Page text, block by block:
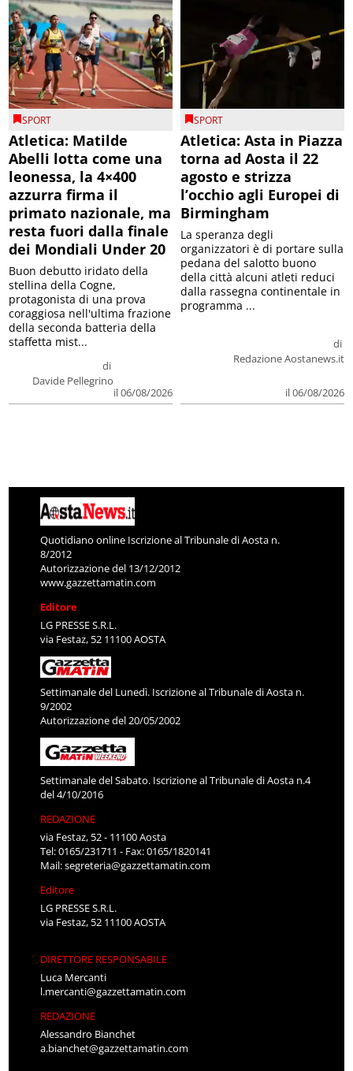
SPORT
Atletica: Matilde
Abelli lotta come una
leonessa, la 4×400
azzurra firma il
primato nazionale, ma
resta fuori dalla finale
dei Mondiali Under 20
di
Davide Pellegrino
il 06/08/2026
Buon debutto iridato della
stellina della Cogne,
protagonista di una prova
coraggiosa nell'ultima frazione
della seconda batteria della
staffetta mist...
SPORT
Atletica: Asta in Piazza
torna ad Aosta il 22
agosto e strizza
l’occhio agli Europei di
Birmingham
di
Redazione Aostanews.it
il 06/08/2026
La speranza degli
organizzatori è di portare sulla
pedana del salotto buono
della città alcuni atleti reduci
dalla rassegna continentale in
programma ...
Quotidiano online Iscrizione al Tribunale di Aosta n.
8/2012
Autorizzazione del 13/12/2012
www.gazzettamatin.com
Editore
LG PRESSE S.R.L.
via Festaz, 52 11100 AOSTA
Settimanale del Lunedì. Iscrizione al Tribunale di Aosta n.
9/2002
Autorizzazione del 20/05/2002
Settimanale del Sabato. Iscrizione al Tribunale di Aosta n.4
del 4/10/2016
REDAZIONE
via Festaz, 52 - 11100 Aosta
Tel: 0165/231711 - Fax: 0165/1820141
Mail:segreteria@gazzettamatin.com
Editore
LG PRESSE S.R.L.
via Festaz, 52 11100 AOSTA
DIRETTORE RESPONSABILE
Luca Mercanti
l.mercanti@gazzettamatin.com
REDAZIONE
Alessandro Bianchet
a.bianchet@gazzettamatin.com